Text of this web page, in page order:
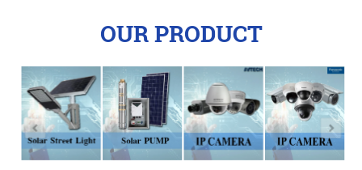
OUR PRODUCT